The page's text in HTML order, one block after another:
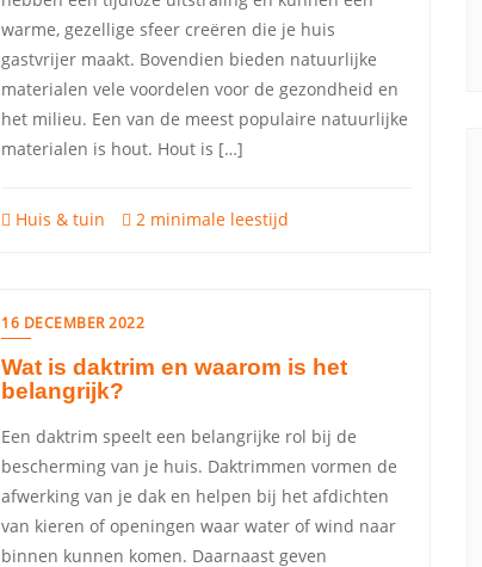
warme, gezellige sfeer creëren die je huis
gastvrijer maakt. Bovendien bieden natuurlijke
materialen vele voordelen voor de gezondheid en
het milieu. Een van de meest populaire natuurlijke
materialen is hout. Hout is […]
Huis & tuin 2 minimale leestijd
16 DECEMBER 2022
Wat is daktrim en waarom is het
belangrijk?
Een daktrim speelt een belangrijke rol bij de
bescherming van je huis. Daktrimmen vormen de
afwerking van je dak en helpen bij het afdichten
van kieren of openingen waar water of wind naar
binnen kunnen komen. Daarnaast geven